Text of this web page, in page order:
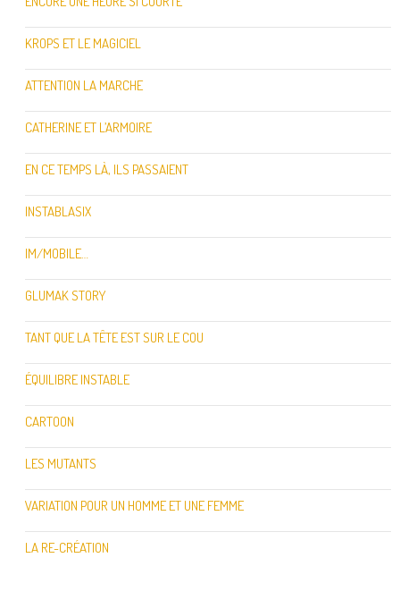
KROPS ET LE MAGICIEL
ATTENTION LA MARCHE
CATHERINE ET L’ARMOIRE
EN CE TEMPS LÀ, ILS PASSAIENT
INSTABLASIX
IM/MOBILE…
GLUMAK STORY
TANT QUE LA TÊTE EST SUR LE COU
ÉQUILIBRE INSTABLE
CARTOON
LES MUTANTS
VARIATION POUR UN HOMME ET UNE FEMME
LA RE-CRÉATION